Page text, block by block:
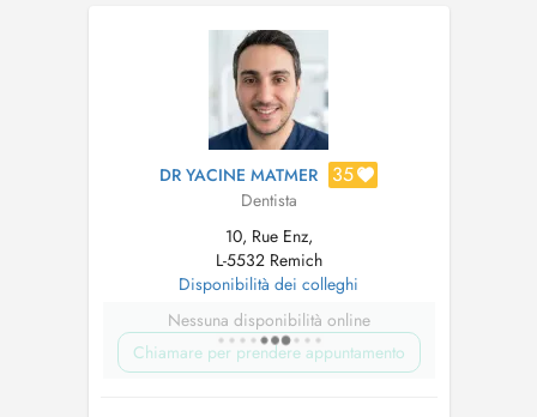
DR YACINE MATMER 35
Dentista
10, Rue Enz,
L-5532 Remich
Disponibilità dei colleghi
Nessuna disponibilità online
Chiamare per prendere appuntamento